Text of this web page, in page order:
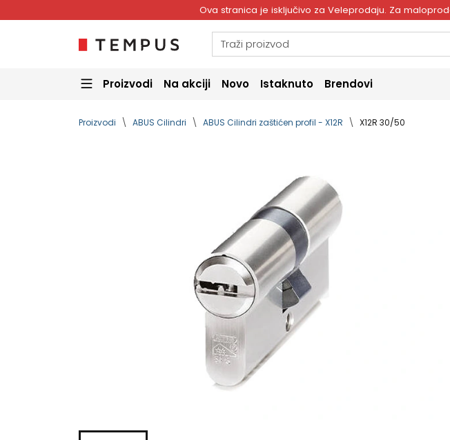
Ova stranica je isključivo za Veleprodaju. Za
Proizvodi Na akciji Novo Istaknuto Brendovi
Proizvodi ABUS Cilindri ABUS Cilindri zaštićen profil - X12R X12R 30/50